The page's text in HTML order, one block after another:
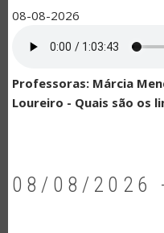
08-08-2026
Professoras: Márcia
Loureiro - Quais são os
08/08/2026 -